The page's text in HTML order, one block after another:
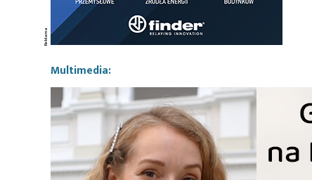
Multimedia: